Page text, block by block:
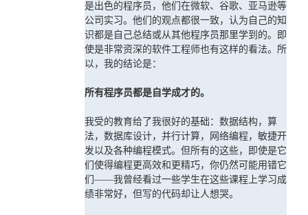
是出色的程序员，他们在微软、谷歌、亚马逊等
公司实习。他们的观点都很一致，认为自己的知
识都是自己总结或从其他程序员那里学到的。即
使是非常资深的软件工程师也有这样的看法。所
以，我的结论是：
所有程序员都是自学成才的。
我受的教育给了我很好的基础：数据结构，算
法，数据库设计，并行计算，网络编程，敏捷开
发以及各种编程模式。但所有的这些，即使是它
们使得编程更高效和更精巧，你仍然可能用错它
们——我曾经看过一些学生在这些课程上学习成
绩非常好，但写的代码却让人想哭。